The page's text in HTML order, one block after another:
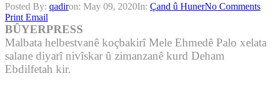
Posted By: qadiron: May 09, 2020In: Çand û HunerNo Comments
Print Email
BÛYERPRESS
Malbata helbestvanê koçbakirîMele Ehmedê Palo xelata
salane diyarî nivîskar û zimanzanê kurd Deham
Ebdilfetah kir.